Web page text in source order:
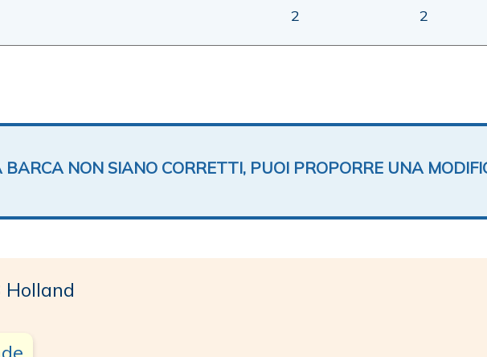
2 2
BARCA NON SIANO CORRETTI, PUOI PROPORRE UNA
Holland